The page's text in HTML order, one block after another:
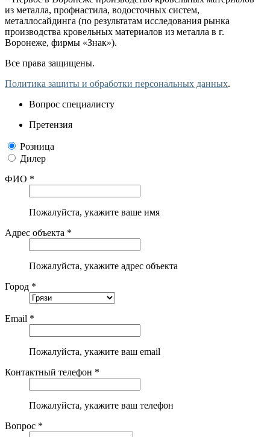
из металла, профнастила, водосточных систем,
металлосайдинга (по результатам исследования рынка
производства кровельных материалов из металла в г.
Воронеже, фирмы «Знак»).
Все права защищены.
Политика защиты и обработки персональных данных.
Вопрос специалисту
Претензия
Розница
Дилер
ФИО *
Пожалуйста, укажите ваше имя
Адрес объекта *
Пожалуйста, укажите адрес объекта
Город *
Email *
Пожалуйста, укажите ваш email
Контактный телефон *
Пожалуйста, укажите ваш телефон
Вопрос *